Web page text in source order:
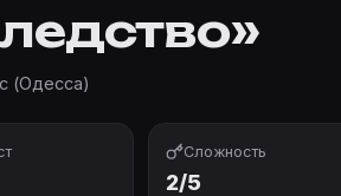
(Одесса)
Сложность
2/5